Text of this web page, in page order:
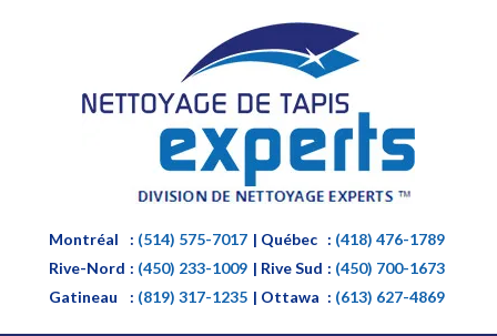
Montréal : (514) 575-7017 | Québec : (418) 476-1789
Rive-Nord : (450) 233-1009 | Rive Sud : (450) 700-1673
Gatineau
: (819) 317-1235 | Ottawa : (613) 627-4869